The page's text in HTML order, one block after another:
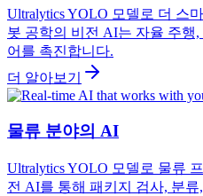
Ultralytics YOLO 모델로 더 스
봇 공학의 비전 AI는 자율 주행
어를 촉진합니다.
더 알아보기
물류 분야의 AI
Ultralytics YOLO 모델로 물류
전 AI를 통해 패키지 검사, 분